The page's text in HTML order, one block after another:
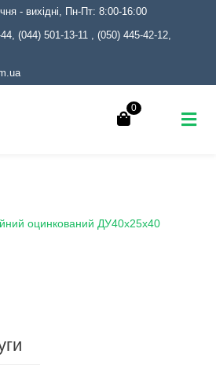
- вихідні, Пн-Пт: 8:00-16:00
(044) 501-13-11 , (050) 445-42-12,
0
оцинкований ДУ40х25х40